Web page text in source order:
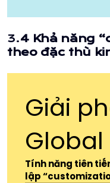
3.4 Khả năng
theo đặc thù
Giải
Global
Tính năng tiên
lập